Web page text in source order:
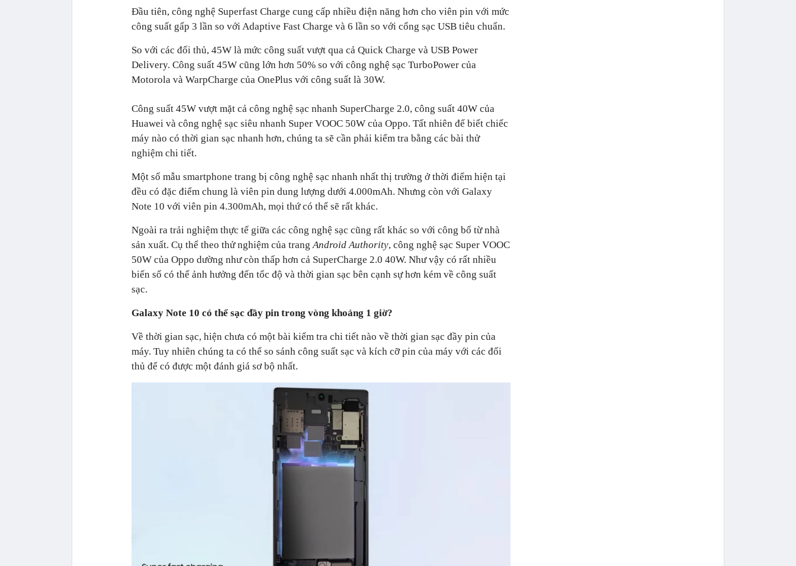
Đầu tiên, công nghệ Superfast Charge cung cấp nhiều điện năng hơn cho viên pin với mức
công suất gấp 3 lần so với Adaptive Fast Charge và 6 lần so với cổng sạc USB tiêu chuẩn.
So với các đối thủ, 45W là mức công suất vượt qua cả Quick Charge và USB Power
Delivery. Công suất 45W cũng lớn hơn 50% so với công nghệ sạc TurboPower của
Motorola và WarpCharge của OnePlus với công suất là 30W.
Công suất 45W vượt mặt cả công nghệ sạc nhanh SuperCharge 2.0, công suất 40W của
Huawei và công nghệ sạc siêu nhanh Super VOOC 50W của Oppo. Tất nhiên để biết chiếc
máy nào có thời gian sạc nhanh hơn, chúng ta sẽ cần phải kiểm tra bằng các bài thử
nghiệm chi tiết.
Một số mẫu smartphone trang bị công nghệ sạc nhanh nhất thị trường ở thời điểm hiện tại
đều có đặc điểm chung là viên pin dung lượng dưới 4.000mAh. Nhưng còn với Galaxy
Note 10 với viên pin 4.300mAh, mọi thứ có thể sẽ rất khác.
Ngoài ra trải nghiệm thực tế giữa các công nghệ sạc cũng rất khác so với công bố từ nhà
sản xuất. Cụ thể theo thử nghiệm của trangAndroid Authority, công nghệ sạc Super VOOC
50W của Oppo dường như còn thấp hơn cả SuperCharge 2.0 40W. Như vậy có rất nhiều
biến số có thể ảnh hưởng đến tốc độ và thời gian sạc bên cạnh sự hơn kém về công suất
sạc.
Galaxy Note 10 có thể sạc đầy pin trong vòng khoảng 1 giờ?
Về thời gian sạc, hiện chưa có một bài kiểm tra chi tiết nào về thời gian sạc đầy pin của
máy. Tuy nhiên chúng ta có thể so sánh công suất sạc và kích cỡ pin của máy với các đối
thủ để có được một đánh giá sơ bộ nhất.